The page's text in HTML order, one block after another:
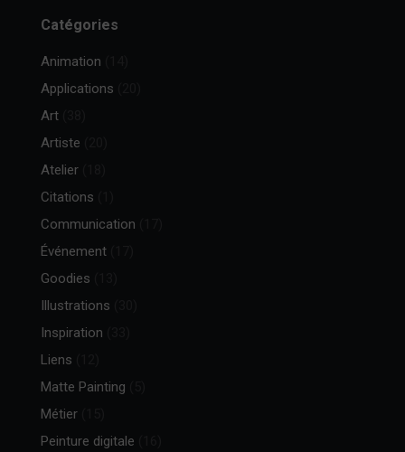
Catégories
Animation
Applications
Art
Artiste
Atelier
Citations
Communication
Événement
Goodies
Illustrations
Inspiration
Liens
Matte Painting
Métier
Peinture digitale